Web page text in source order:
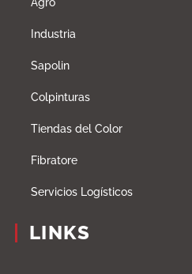
Industria
Sapolin
Colpinturas
Tiendas del Color
Fibratore
Servicios Logísticos
LINKS